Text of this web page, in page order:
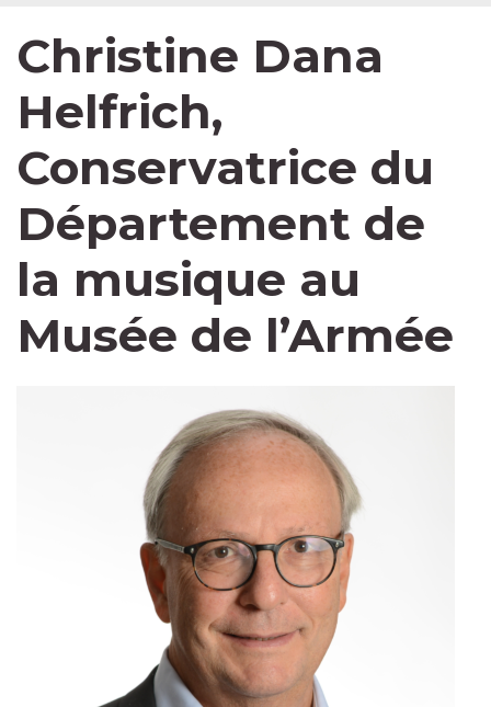
Christine Dana
Helfrich,
Conservatrice du
Département de
la musique au
Musée de l’Armée